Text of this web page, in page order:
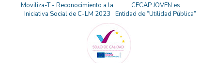
Moviliza-T - Reconocimiento a la
Iniciativa Social de C-LM 2023
CECAP JOVEN es
Entidad de “Utilidad Pública”